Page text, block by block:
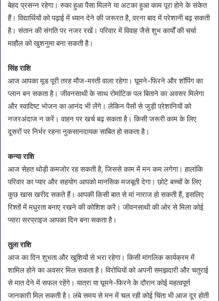
बेहद प्रसन्न रहेगा। रुका हुआ पैसा मिलने या अटका हुआ काम पूरा होने के संकेत
हैं। विद्यार्थियों को पढ़ाई में ध्यान देने की जरूरत है, वरना बाद में परेशानी बढ़ सकती
है। संतान की संगति पर नजर रखें। परिवार में विवाह जैसे शुभ कार्यों की चर्चा
माहौल को खुशनुमा बना सकती है।
सिंह राशि
आज आपका मूड पूरी तरह मौज-मस्ती वाला रहेगा। घूमने-फिरने और शॉपिंग का
प्लान बन सकता है। जीवनसाथी के साथ रोमांटिक पल बिताने का अवसर मिलेगा
और स्वादिष्ट भोजन का आनंद भी लेंगे। लेकिन पैसों से जुड़ी परेशानियों को
नजरअंदाज न करें। वाहन पर खर्च बढ़ सकता है। किसी जरूरी काम के लिए
दूसरों पर निर्भर रहना नुकसानदायक साबित हो सकता है।
कन्या राशि
आज सेहत थोड़ी कमजोर रह सकती है, जिससे काम में मन कम लगेगा। हालांकि
परिवार का प्यार और सहयोग आपको मानसिक मजबूती देगा। छोटे बच्चों के लिए
कुछ खास खरीद सकते हैं। आपकी किसी बात से मां नाराज हो सकती हैं, इसलिए
रिश्तों में मधुरता बनाए रखने की कोशिश करें। जीवनसाथी की ओर से मिला कोई
प्यारा सरप्राइज आपका दिन बना सकता है।
तुला राशि
आज का दिन शुभता और खुशियों से भरा रहेगा। किसी मांगलिक कार्यक्रम में
शामिल होने का अवसर मिल सकता है। विरोधियों को अपनी समझदारी और चतुराई
से मात देने में सफल रहेंगे। यात्रा या घूमने-फिरने के दौरान कोई महत्वपूर्ण
जानकारी मिल सकती है। लंबे समय से मन में चल रही कोई चिंता भी आज दूर होती